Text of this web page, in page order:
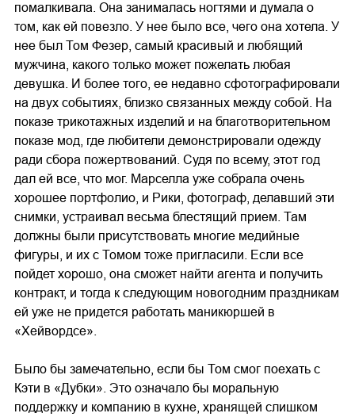
помалкивала. Она занималась ногтями и думала о
том, как ей повезло. У нее было все, чего она хотела. У
нее был Том Фезер, самый красивый и любящий
мужчина, какого только может пожелать любая
девушка. И более того, ее недавно сфотографировали
на двух событиях, близко связанных между собой. На
показе трикотажных изделий и на благотворительном
показе мод, где любители демонстрировали одежду
ради сбора пожертвований. Судя по всему, этот год
дал ей все, что мог. Марселла уже собрала очень
хорошее портфолио, и Рики, фотограф, делавший эти
снимки, устраивал весьма блестящий прием. Там
должны были присутствовать многие медийные
фигуры, и их с Томом тоже пригласили. Если все
пойдет хорошо, она сможет найти агента и получить
контракт, и тогда к следующим новогодним праздникам
ей уже не придется работать маникюршей в
«Хейвордсе».
Было бы замечательно, если бы Том смог поехать с
Кэти в «Дубки». Это означало бы моральную
поддержку и компанию в кухне, хранящей слишком